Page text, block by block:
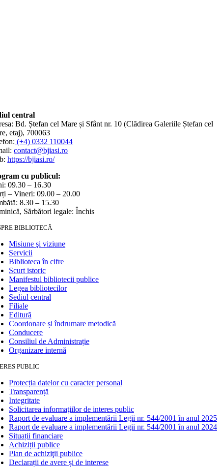
central
Bd. Ștefan cel Mare și Sfânt nr. 10 (Clădirea Galeriile Ștefan cel
etaj), 700063
(+4) 0332 110044
contact@bjiasi.ro
https://bjiasi.ro/
cu publicul:
09.30 – 16.30
– Vineri: 09.00 – 20.00
8.30 – 15.30
Sărbători legale: Închis
BIBLIOTECĂ
Misiune şi viziune
Servicii
Biblioteca în cifre
Scurt istoric
Manifestul bibliotecii publice
Legea bibliotecilor
Sediul central
Filiale
Editură
Coordonare și îndrumare metodică
Conducere
Consiliul de Administrație
Organizare internă
PUBLIC
Protecția datelor cu caracter personal
Transparență
Integritate
Solicitarea informaţiilor de interes public
Raport de evaluare a implementării Legii nr. 544/2001 în anul 2025
Raport de evaluare a implementării Legii nr. 544/2001 în anul 2024
Situații financiare
Achiziții publice
Plan de achiziţii publice
Declarații de avere și de interese